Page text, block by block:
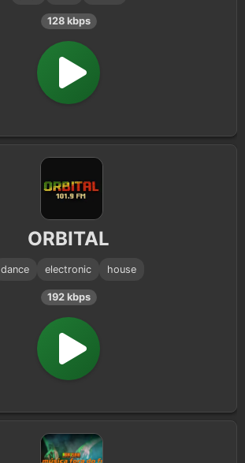
128 kbps
ORBITAL
dance electronic house
192 kbps